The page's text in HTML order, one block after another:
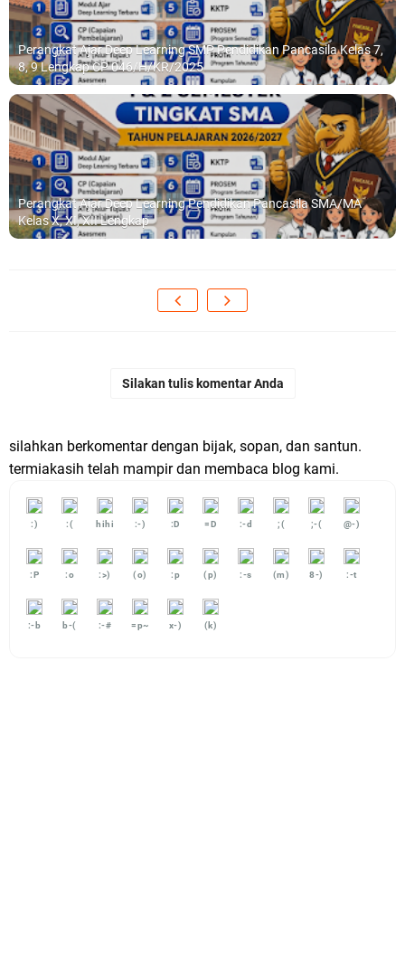
Perangkat Ajar Deep Learning SMP Pendidikan Pancasila Kelas 7,
8, 9 Lengkap CP 046/H/KR/2025
Perangkat Ajar Deep Learning Pendidikan Pancasila SMA/MA
Kelas X, XI, XII Lengkap
Silakan tulis komentar Anda
silahkan berkomentar dengan bijak, sopan, dan santun.
termiakasih telah mampir dan membaca blog kami.
:) :( hihi :-) :D =D :-d ;( ;-( @-)
:P :o :>) (o) :p (p) :-s (m) 8-) :-t
:-b b-( :-# =p~ x-) (k)